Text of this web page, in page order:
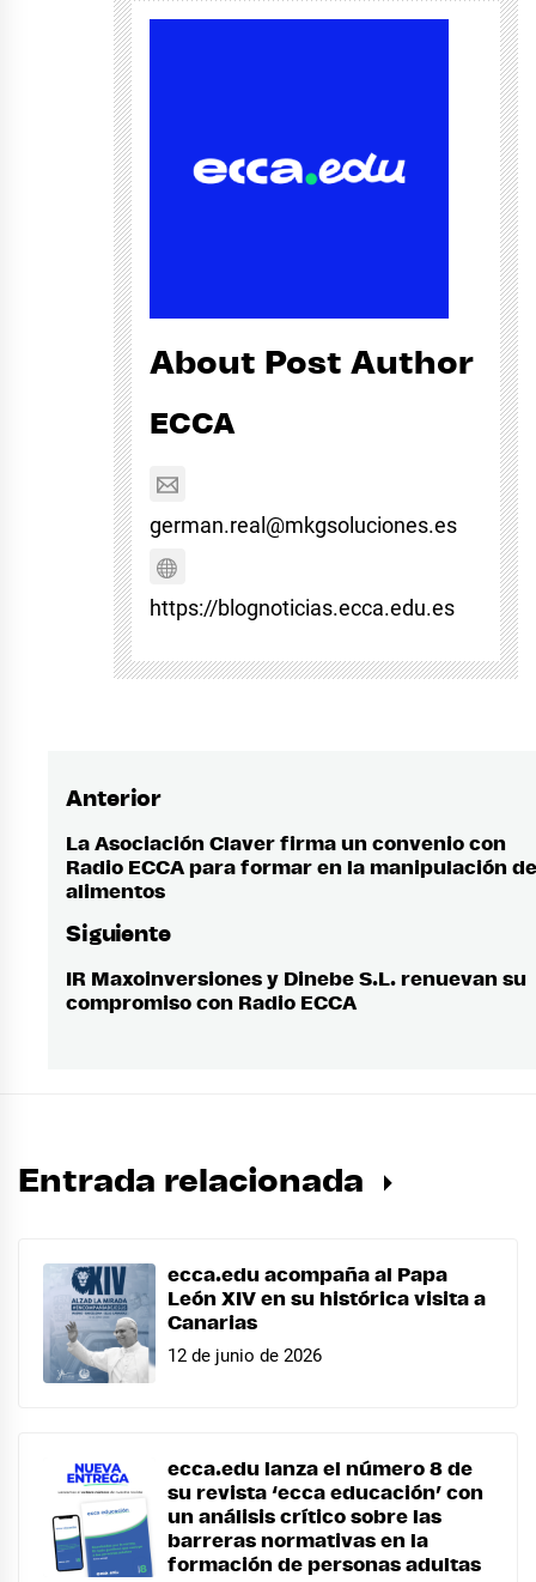
About Post Author
ECCA
german.real@mkgsoluciones.es
https://blognoticias.ecca.edu.es
Navegación
de
entradas
Anterior
Entrada
anterior:
La Asociación Claver firma un convenio con
Radio ECCA para formar en la manipulación de
alimentos
Siguiente
Entrada
siguiente:
IR Maxoinversiones y Dinebe S.L. renuevan su
compromiso con Radio ECCA
Entrada relacionada
ecca.edu acompaña al Papa
León XIV en su histórica visita a
Canarias
12 de junio de 2026
ecca.edu lanza el número 8 de
su revista ‘ecca educación’ con
un análisis crítico sobre las
barreras normativas en la
formación de personas adultas